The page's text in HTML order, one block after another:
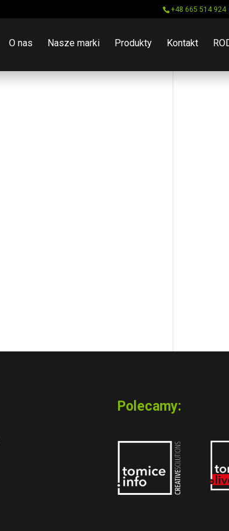
+48 665 514 924
O nas Nasze marki Produkty Kontakt
Polecamy: